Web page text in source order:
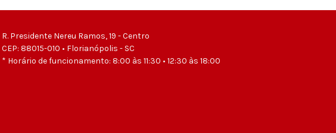
R. Presidente Nereu Ramos, 19 - Centro
CEP: 88015-010 • Florianópolis - SC
* Horário de funcionamento: 8:00 às 11:30 • 12:30 às 18:00